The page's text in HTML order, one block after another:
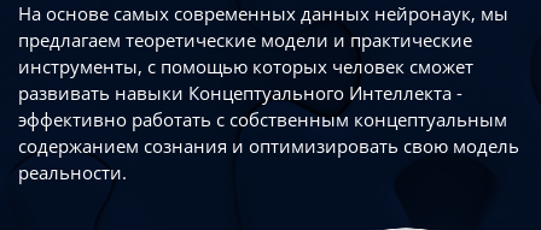
На основе самых современных данных нейронаук, мы
предлагаем теоретические модели и практические
инструменты, с помощью которых человек сможет
развивать навыки Концептуального Интеллекта -
эффективно работать с собственным концептуальным
содержанием сознания и оптимизировать свою модель
реальности.